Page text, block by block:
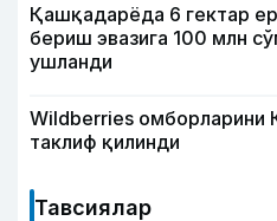
Қашқадарёда 6 гектар
бериш эвазига 100 млн
ушланди
Wildberries омборларини
таклиф қилинди
Тавсиялар